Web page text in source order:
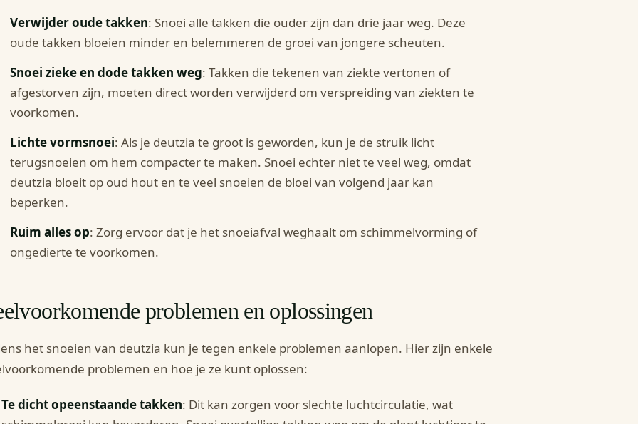
Verwijder oude takken: Snoei alle takken die ouder zijn dan drie jaar weg. Deze
oude takken bloeien minder en belemmeren de groei van jongere scheuten.
Snoei zieke en dode takken weg: Takken die tekenen van ziekte vertonen of
afgestorven zijn, moeten direct worden verwijderd om verspreiding van ziekten te
voorkomen.
Lichte vormsnoei: Als je deutzia te groot is geworden, kun je de struik licht
terugsnoeien om hem compacter te maken. Snoei echter niet te veel weg, omdat
deutzia bloeit op oud hout en te veel snoeien de bloei van volgend jaar kan
beperken.
Ruim alles op: Zorg ervoor dat je het snoeiafval weghaalt om schimmelvorming of
ongedierte te voorkomen.
problemen en oplossingen
het snoeien van deutzia kun je tegen enkele problemen aanlopen. Hier zijn enkele
problemen en hoe je ze kunt oplossen:
Te dicht opeenstaande takken: Dit kan zorgen voor slechte luchtcirculatie, wat